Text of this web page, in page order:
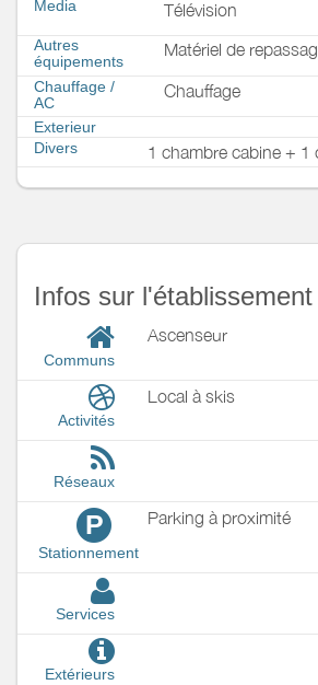
Media Télévision
Autres
équipements
Matériel de
Chauffage /
AC
Chauffage
Exterieur
Divers
1 chambre cabine + 1
Infos sur l'établissement
Communs
Ascenseur
Activités
Local à skis
Réseaux
P
Stationnement
Parking à proximité
Services
Extérieurs